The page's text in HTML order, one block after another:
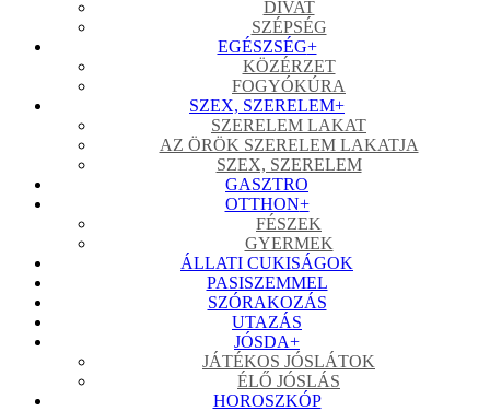
DIVAT
SZÉPSÉG
EGÉSZSÉG+
KÖZÉRZET
FOGYÓKÚRA
SZEX, SZERELEM+
SZERELEM LAKAT
AZ ÖRÖK SZERELEM LAKATJA
SZEX, SZERELEM
GASZTRO
OTTHON+
FÉSZEK
GYERMEK
ÁLLATI CUKISÁGOK
PASISZEMMEL
SZÓRAKOZÁS
UTAZÁS
JÓSDA+
JÁTÉKOS JÓSLÁTOK
ÉLŐ JÓSLÁS
HOROSZKÓP